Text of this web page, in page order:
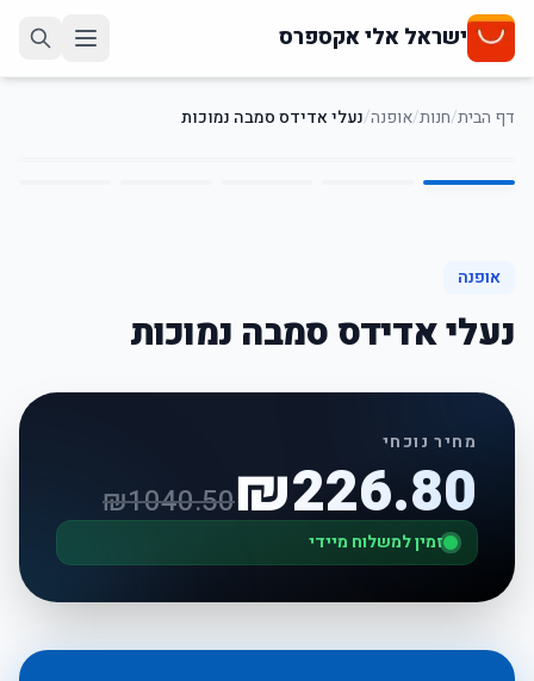
ישראל אלי אקספרס
דף הבית/חנות/אופנה/נעלי אדידס סמבה נמוכות
1
/
5
אופנה
נעלי אדידס סמבה נמוכות
מחיר נוכחי
₪226.80
₪1040.50
זמין למשלוח מיידי